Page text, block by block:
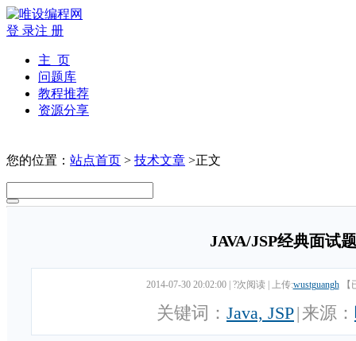
登 录注 册
主 页
问题库
教程推荐
资源分享
您的位置： 站点首页 > 技术文章 >正文
JAVA/JSP经典面试
2014-07-30 20:02:00 ?次阅读 上传:wustguangh
关键词： Java, JSP| 来源：